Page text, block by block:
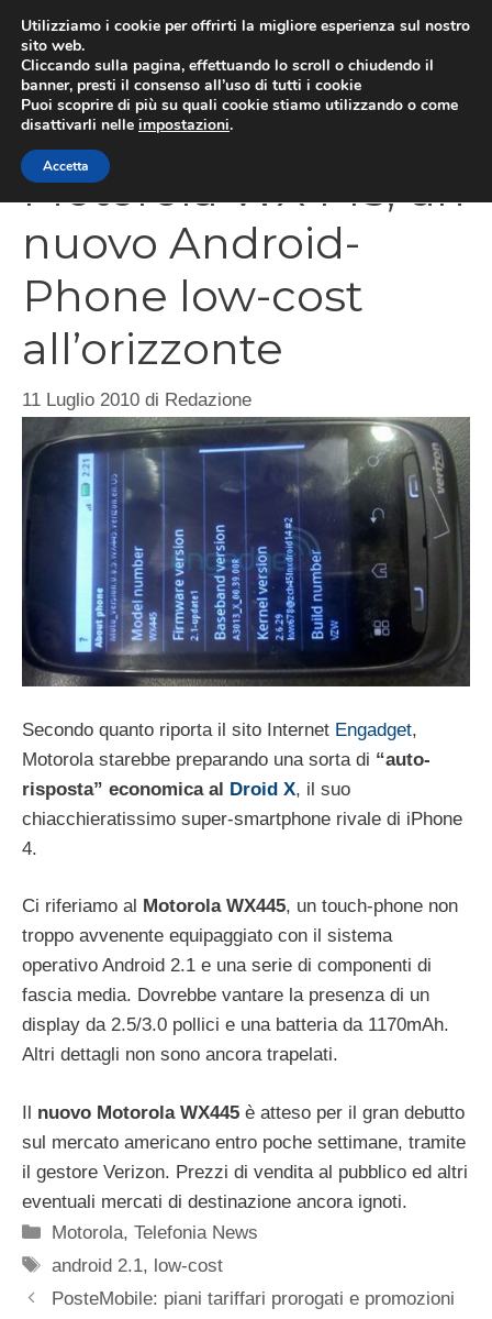
contenuto
Motorola WX445, un
nuovo Android-
Phone low-cost
all’orizzonte
11 Luglio 2010 di Redazione
Secondo quanto riporta il sito Internet Engadget,
Motorola starebbe preparando una sorta di “auto-
risposta” economica al Droid X, il suo
chiacchieratissimo super-smartphone rivale di iPhone
4.
Ci riferiamo al Motorola WX445, un touch-phone non
troppo avvenente equipaggiato con il sistema
operativo Android 2.1 e una serie di componenti di
fascia media. Dovrebbe vantare la presenza di un
display da 2.5/3.0 pollici e una batteria da 1170mAh.
Altri dettagli non sono ancora trapelati.
Il nuovo Motorola WX445 è atteso per il gran debutto
sul mercato americano entro poche settimane, tramite
il gestore Verizon. Prezzi di vendita al pubblico ed altri
eventuali mercati di destinazione ancora ignoti.
Categorie
Motorola,Telefonia News
Tag
android 2.1, low-cost
PosteMobile: piani tariffari prorogati e promozioni
Utilizziamo i cookie per offrirti la migliore esperienza sul nostro
sito web.
Cliccando sulla pagina, effettuando lo scroll o chiudendo il
banner, presti il consenso all’uso di tutti i cookie
Puoi scoprire di più su quali cookie stiamo utilizzando o come
disattivarli nelle impostazioni.
Accetta